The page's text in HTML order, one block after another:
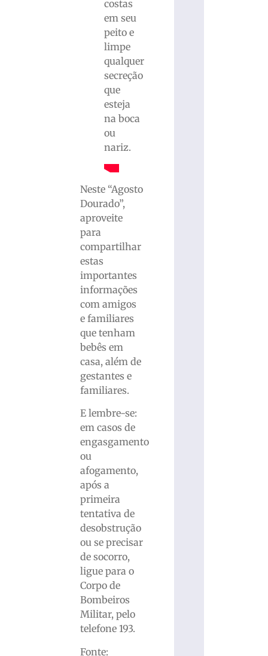
costas
em seu
peito e
limpe
qualquer
secreção
que
esteja
na boca
ou
nariz.
Neste “Agosto
Dourado”,
aproveite
para
compartilhar
estas
importantes
informações
com amigos
e familiares
que tenham
bebês em
casa, além de
gestantes e
familiares.
E lembre-se:
em casos de
engasgamento
ou
afogamento,
após a
primeira
tentativa de
desobstrução
ou se precisar
de socorro,
ligue para o
Corpo de
Bombeiros
Militar, pelo
telefone 193.
Fonte: